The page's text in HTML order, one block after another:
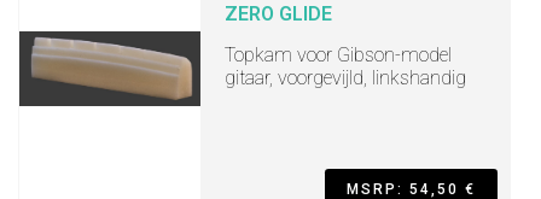
ZERO GLIDE
Topkam voor Gibson-model
gitaar, voorgevijld, linkshandig
MSRP: 54,50 €